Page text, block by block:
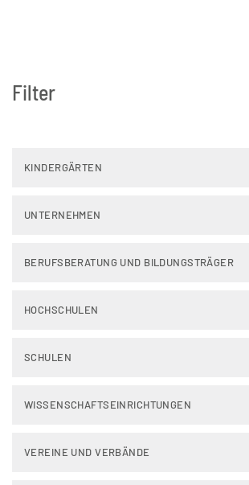
Filter
KINDERGÄRTEN
UNTERNEHMEN
BERUFSBERATUNG UND BILDUNGSTRÄGER
HOCHSCHULEN
SCHULEN
WISSENSCHAFTSEINRICHTUNGEN
VEREINE UND VERBÄNDE